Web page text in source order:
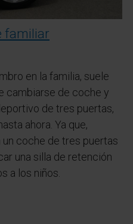
familiar
en la familia, suele
cambiarse de coche y
de tres puertas,
ahora. Ya que,
un coche de tres puertas
una silla de retención
a los niños.